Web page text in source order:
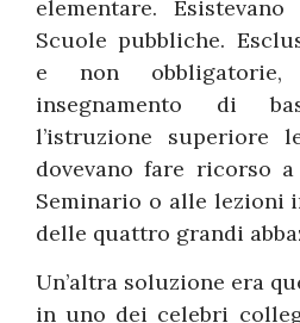
elementare.
Scuole pubbliche.
e non obbligatorie,
insegnamento di
l’istruzione superiore
dovevano fare ricorso
Seminario o alle lezioni
delle quattro grandi
Un’altra soluzione era
in uno dei celebri